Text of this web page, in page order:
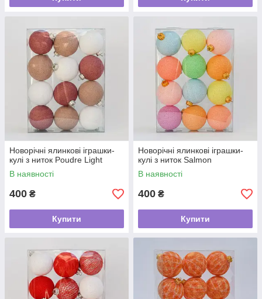
Новорічні ялинкові іграшки-
кулі з ниток Poudre Light
В наявності
400 ₴
Купити
Новорічні ялинкові іграшки-
кулі з ниток Salmon
В наявності
400 ₴
Купити